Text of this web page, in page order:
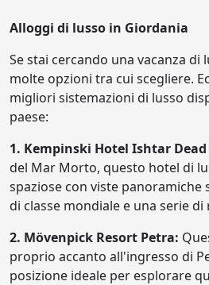
Alloggi di lusso in Giordania
Se stai cercando una vacanza di
molte opzioni tra cui scegliere.
migliori sistemazioni di lusso
paese:
1. Kempinski Hotel Ishtar Dead
del Mar Morto, questo hotel di
spaziose con viste panoramiche
di classe mondiale e una serie
2. Mövenpick Resort Petra:
proprio accanto all'ingresso di
posizione ideale per esplorare